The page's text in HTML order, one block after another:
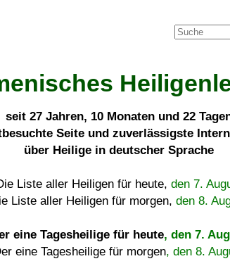
seit 27 Jahren, 10 Monaten und 22
Seite und zuverlässigste
über Heilige in deutscher Sprache
Liste aller Heiligen für heute, den 7.
Liste aller Heiligen für morgen, den 8.
eine Tagesheilige für heute, den 7.
eine Tagesheilige für morgen, den 8.